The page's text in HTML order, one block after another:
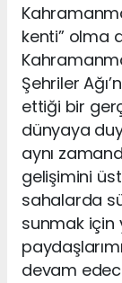
kenti” olma
Şehriler
ettiği bir
dünyaya
aynı
gelişimini
sahalarda
sunmak için
devam